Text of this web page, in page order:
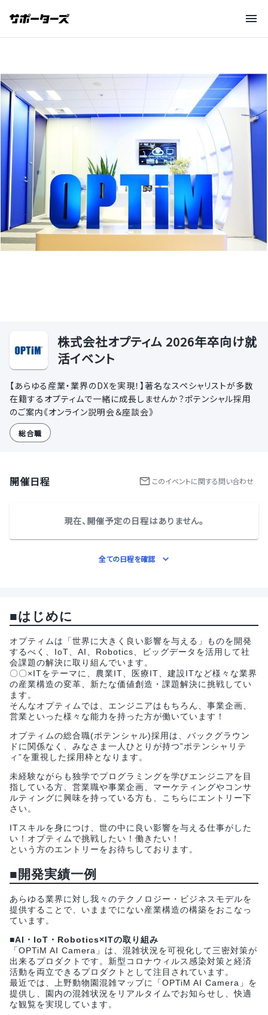
株式会社オプティム 2026年卒向け就
活イベント
【あらゆる産業・業界のDXを実現！】著名なスペシャリストが多数
在籍するオプティムで一緒に成長しませんか？ポテンシャル採用
のご案内《オンライン説明会＆座談会》
総合職
開催日程 このイベントに関する問い合わせ
現在、開催予定の日程はありません。
全ての日程を確認
■はじめに
オプティムは「世界に大きく良い影響を与える」ものを開発
するべく、IoT、AI、Robotics、ビッグデータを活用して社
会課題の解決に取り組んでいます。
〇〇×ITをテーマに、農業IT、医療IT、建設ITなど様々な業界
の産業構造の変革、新たな価値創造・課題解決に挑戦してい
ます。
そんなオプティムでは、エンジニアはもちろん、事業企画、
営業といった様々な能力を持った方が働いています！
オプティムの総合職(ポテンシャル)採用は、バックグラウン
ドに関係なく、みなさま一人ひとりが持つ”ポテンシャリテ
ィ”を重視した採用枠となります。
未経験ながらも独学でプログラミングを学びエンジニアを目
指している方、営業職や事業企画、マーケティングやコンサ
ルティングに興味を持っている方も、こちらにエントリー下
さい。
ITスキルを身につけ、世の中に良い影響を与える仕事がした
い！オプティムで挑戦したい！働きたい！
という方のエントリーをお待ちしております。
■開発実績一例
あらゆる業界に対し我々のテクノロジー・ビジネスモデルを
提供することで、いままでにない産業構造の構築をおこなっ
ています。
■AI・IoT・Robotics×ITの取り組み
「OPTiM AI Camera」は、混雑状況を可視化して三密対策が
出来るプロダクトです。新型コロナウィルス感染対策と経済
活動を両立できるプロダクトとして注目されています。
最近では、上野動物園混雑マップに「OPTiM AI Camera」を
提供し、園内の混雑状況をリアルタイムでお知らせし、快適
な観覧を実現しています。